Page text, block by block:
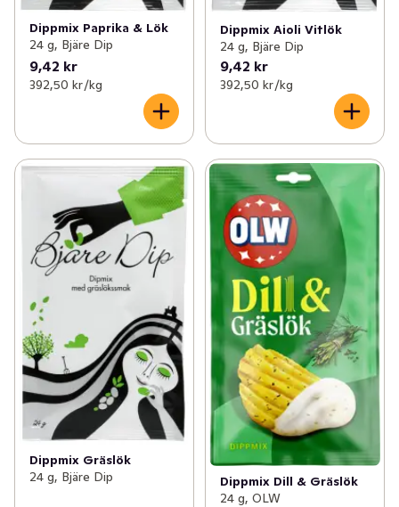
Dippmix Paprika & Lök
24 g, Bjäre Dip
9,42 kr
392,50 kr /kg
Dippmix Aioli Vitlök
24 g, Bjäre Dip
9,42 kr
392,50 kr /kg
Dippmix Gräslök
24 g, Bjäre Dip
Dippmix Dill & Gräslök
24 g, OLW